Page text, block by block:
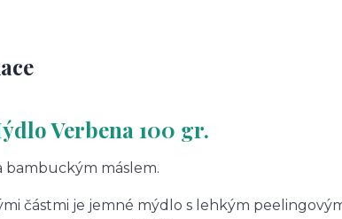
Verbena 100 gr.
bambuckým máslem.
částmi je jemné mýdlo s lehkým